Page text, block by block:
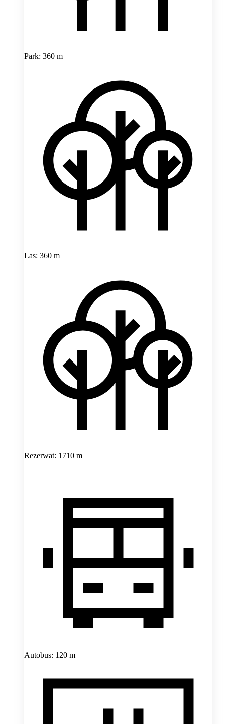
Park: 360 m
Las: 360 m
Rezerwat: 1710 m
Autobus: 120 m